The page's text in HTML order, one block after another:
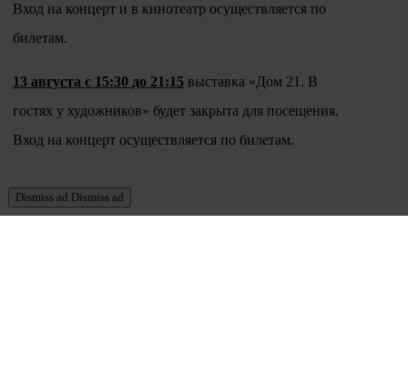
Вход на концерт и в кинотеатр осуществляется по
билетам.
13 августа с 15:30 до 21:15 выставка «Дом 21. В
гостях у художников» будет закрыта для посещения.
Вход на концерт осуществляется по билетам.
Dismiss ad Dismiss ad